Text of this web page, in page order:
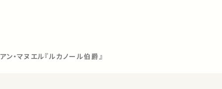
・マヌエル『ルカノール伯爵』